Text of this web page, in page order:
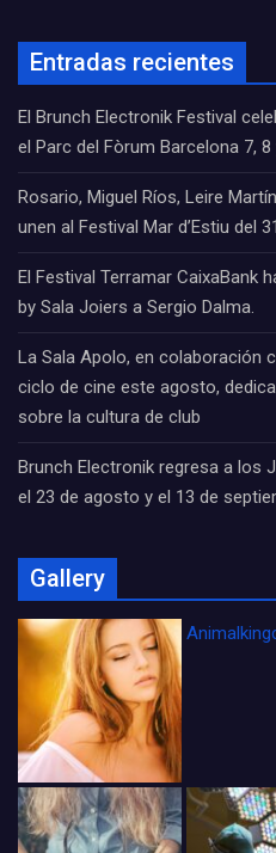
Entradas recientes
El Brunch Electronik Festival
el Parc del Fòrum Barcelona 7,
Rosario, Miguel Ríos, Leire
unen al Festival Mar d’Estiu del
El Festival Terramar CaixaBank
by Sala Joiers a Sergio Dalma.
La Sala Apolo, en colaboración
ciclo de cine este agosto,
sobre la cultura de club
Brunch Electronik regresa a los
el 23 de agosto y el 13 de
Gallery